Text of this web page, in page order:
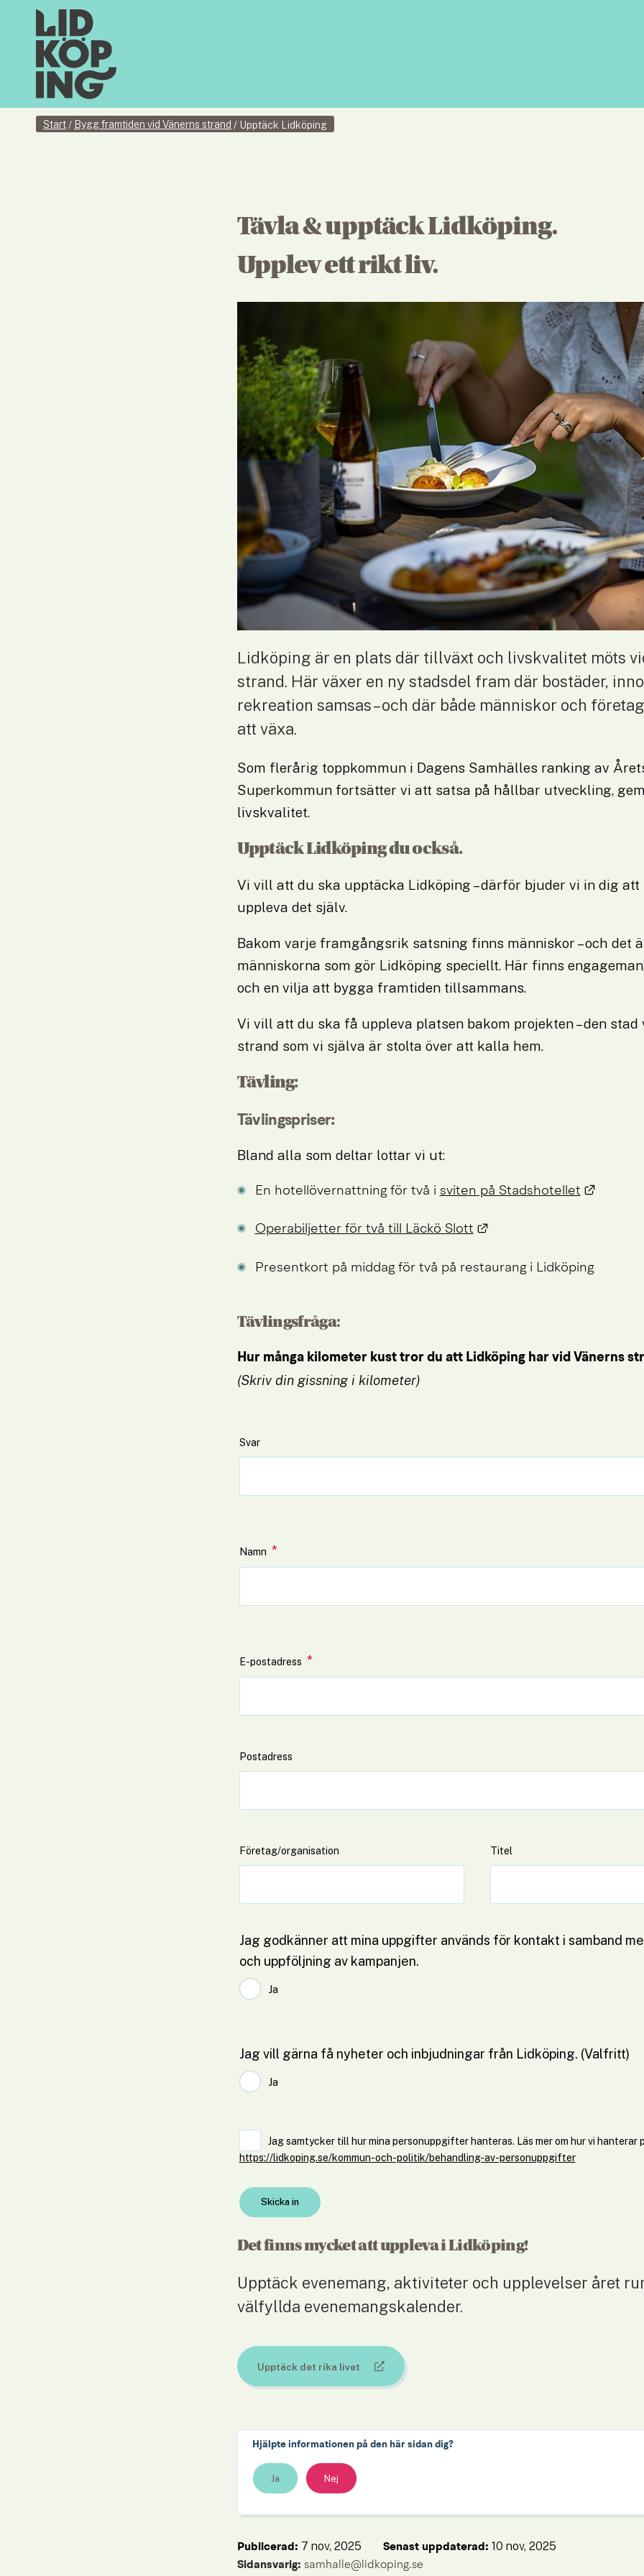
Start/ Bygg framtiden vid Vänerns strand / Upptäck Lidköping
Tävla & upptäck Lidköping.
Upplev ett rikt liv.
Lidköping är en plats där tillväxt och livskvalitet möts
strand. Här växer en ny stadsdel fram där bostäder,
rekreation samsas – och där både människor och
att växa.
Som flerårig toppkommun i Dagens Samhälles ranking av
Superkommun fortsätter vi att satsa på hållbar utveckling,
livskvalitet.
Upptäck Lidköping du också.
Vi vill att du ska upptäcka Lidköping – därför bjuder vi in dig att
uppleva det själv.
Bakom varje framgångsrik satsning finns människor – och det
människorna som gör Lidköping speciellt. Här finns
och en vilja att bygga framtiden tillsammans.
Vi vill att du ska få uppleva platsen bakom projekten – den stad
strand som vi själva är stolta över att kalla hem.
Tävling:
Tävlingspriser:
Bland alla som deltar lottar vi ut:
En hotellövernattning för två i sviten på Stadshotellet Länk till
Operabiljetter för två till Läckö Slott Länk till annan webbplats.
Presentkort på middag för två på restaurang i Lidköping
Tävlingsfråga:
Hur många kilometer kust tror du att Lidköping har vid Vänerns
(Skriv din gissning i kilometer)
Svar
Namn *(obligatorisk)
E-postadress *(obligatorisk)
Postadress
Företag/organisation Titel
Jag godkänner att mina uppgifter används för kontakt i samband
och uppföljning av kampanjen.
Jag godkänner att mina uppgifter används för kontakt i samband med
Ja
Jag vill gärna få nyheter och inbjudningar från Lidköping. (Valfritt)
Jag vill gärna få nyheter och inbjudningar från Lidköping. (Valfritt)
Ja
Jag samtycker till hur mina personuppgifter hanteras. Läs mer om hur vi hanterar
https://lidkoping.se/kommun-och-politik/behandling-av-personuppgifter
Det finns mycket att uppleva i Lidköping!
Upptäck evenemang, aktiviteter och upplevelser året
välfyllda evenemangskalender.
Upptäck det rika livet
Länk till annan webbplats.
Hjälpte informationen på den här sidan dig?
Ja Nej
Publicerad: 7 nov, 2025 Senast uppdaterad: 10 nov, 2025
Sidansvarig: samhalle@lidkoping.se